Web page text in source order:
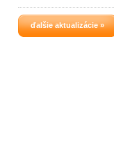
ďalšie aktualizácie »